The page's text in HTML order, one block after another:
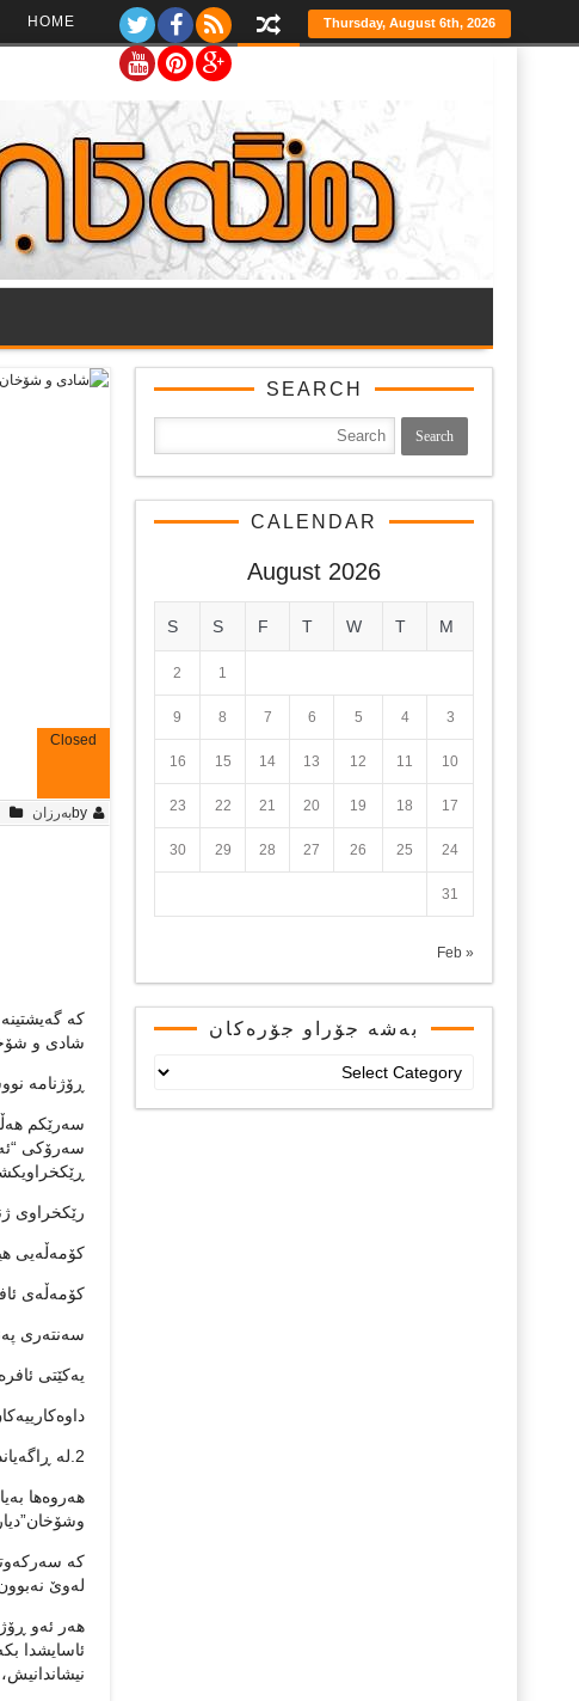
HOME Thursday, August 6th, 2026
Closed
byبەرزان
که‌
شادی و
ڕۆژنامه‌ نووسێک
سه‌رێکم
رێکخراوی
کۆمه‌ڵه‌یی
کۆمه‌ڵه‌ی
سه‌نته‌ری
یه‌کێتی
داوه‌کارییه‌کان چه‌ند خاڵێک بوو
2.له‌ ڕاگه‌یاندنه‌کانه‌وه‌ تاوانباران به‌ چه‌ماوه‌ر بناسرێ.
که‌
له‌وێ
هه‌ر ئه‌و
ئاسایشدا
SEARCH
CALENDAR
August 2026
M
T
W
T
F
S
S
1
2
3
4
5
6
7
8
9
10
11
12
13
14
15
16
17
18
19
20
21
22
23
24
25
26
27
28
29
30
31
« Feb
بەشە جۆراو جۆرەکان
جۆرەکان